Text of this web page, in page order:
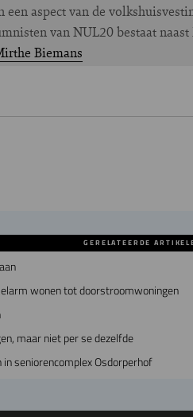
een aspect van de
van NUL20 bestaat
Biemans
GERELATEERDE
wonen tot doorstroomwoningen
maar niet per se dezelfde
seniorencomplex Osdorperhof